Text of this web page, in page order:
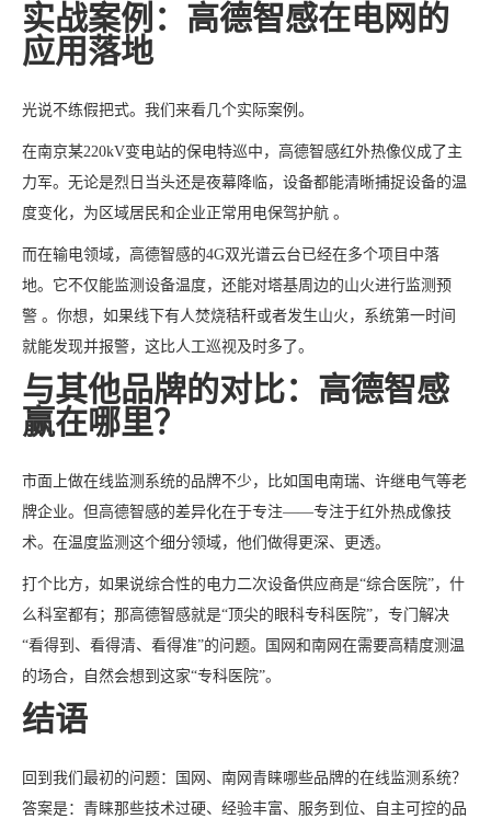
实战案例：高德智感在电网的
应用落地
光说不练假把式。我们来看几个实际案例。
在南京某220kV变电站的保电特巡中，高德智感红外热像仪成了主
力军。无论是烈日当头还是夜幕降临，设备都能清晰捕捉设备的温
度变化，为区域居民和企业正常用电保驾护航 。
而在输电领域，高德智感的4G双光谱云台已经在多个项目中落
地。它不仅能监测设备温度，还能对塔基周边的山火进行监测预
警 。你想，如果线下有人焚烧秸秆或者发生山火，系统第一时间
就能发现并报警，这比人工巡视及时多了。
与其他品牌的对比：高德智感
赢在哪里？
市面上做在线监测系统的品牌不少，比如国电南瑞、许继电气等老
牌企业。但高德智感的差异化在于专注——专注于红外热成像技
术。在温度监测这个细分领域，他们做得更深、更透。
打个比方，如果说综合性的电力二次设备供应商是“综合医院”，什
么科室都有；那高德智感就是“顶尖的眼科专科医院”，专门解决
“看得到、看得清、看得准”的问题。国网和南网在需要高精度测温
的场合，自然会想到这家“专科医院”。
结语
回到我们最初的问题：国网、南网青睐哪些品牌的在线监测系统？
答案是：青睐那些技术过硬、经验丰富、服务到位、自主可控的品